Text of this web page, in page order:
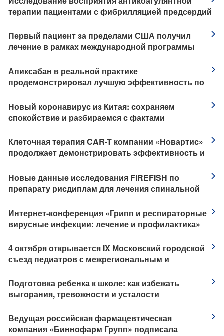
терапии пациентами с фибрилляцией предсердий
Первый пациент за пределами США получил
лечение в рамках международной программы
препарата Кевзара® (сарилумаб) у пациентов с
тяжелой формой коронавирусной инфекции
COVID-19
Апиксабан в реальной практике
продемонстрировал лучшую эффективность по
предотвращению рецидива ВТЭ у пациентов с
активным раком
Новый коронавирус из Китая: сохраняем
спокойствие и разбираемся с фактами
Клеточная терапия CAR-T компании «Новартис»
продолжает демонстрировать эффективность и
Новые данные исследования FIREFISH по
препарату рисдиплам для лечения спинальной
Интернет-конференция «Грипп и респираторные
вирусные инфекции: лечение и профилактика»
​4 октября открывается IX Московский городской
съезд педиатров с межрегиональным и
педиатрии»
​Подготовка ребенка к школе: как избежать
выгорания, тревожности и усталости
Ведущая российская фармацевтическая
компания «Биннофарм Групп» подписала